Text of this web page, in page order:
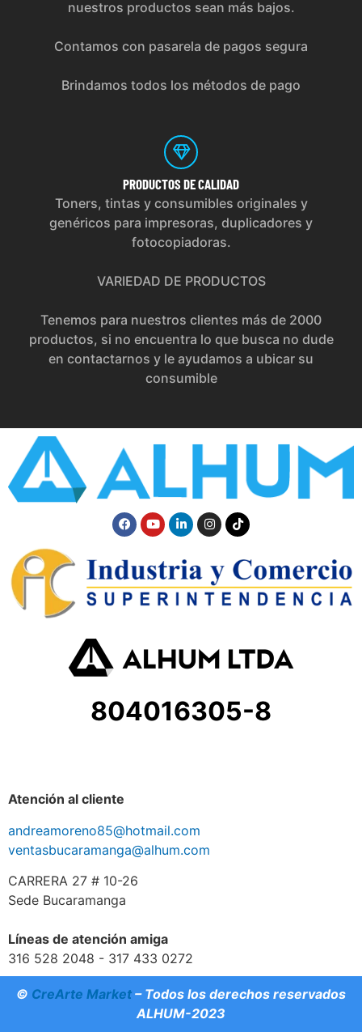
nuestros productos sean más bajos.
Contamos con pasarela de pagos segura
Brindamos todos los métodos de pago
PRODUCTOS DE CALIDAD
Toners, tintas y consumibles originales y
genéricos para impresoras, duplicadores y
fotocopiadoras.
VARIEDAD DE PRODUCTOS
Tenemos para nuestros clientes más de 2000
productos, si no encuentra lo que busca no dude
en contactarnos y le ayudamos a ubicar su
consumible
804016305-8
Atención al cliente
andreamoreno85@hotmail.com
ventasbucaramanga@alhum.com
CARRERA 27 # 10-26
Sede Bucaramanga
Líneas de atención amiga
316 528 2048 - 317 433 0272
© CreArte Market – Todos los derechos reservados
ALHUM-2023